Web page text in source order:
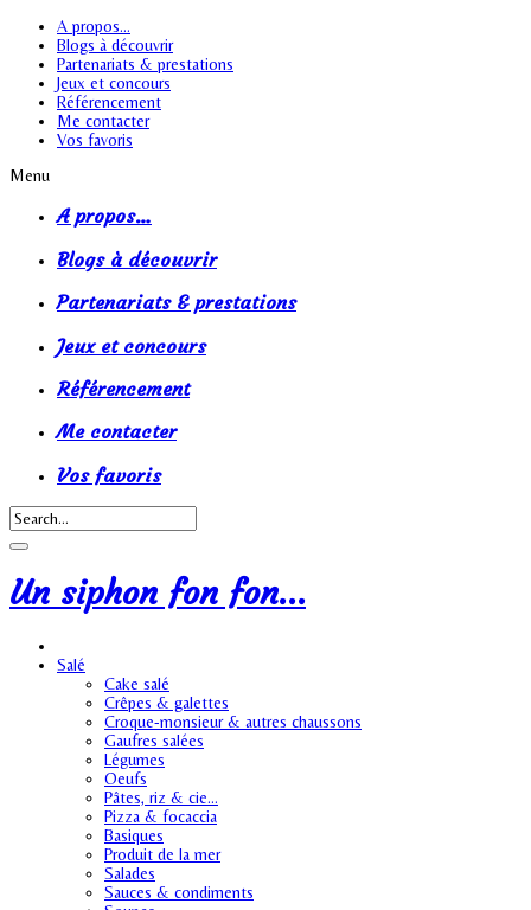
A propos…
Blogs à découvrir
Partenariats & prestations
Jeux et concours
Référencement
Me contacter
Vos favoris
Menu
A propos…
Blogs à découvrir
Partenariats & prestations
Jeux et concours
Référencement
Me contacter
Vos favoris
Un siphon fon fon…
Salé
Cake salé
Crêpes & galettes
Croque-monsieur & autres chaussons
Gaufres salées
Légumes
Oeufs
Pâtes, riz & cie…
Pizza & focaccia
Basiques
Produit de la mer
Salades
Sauces & condiments